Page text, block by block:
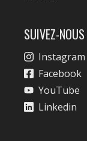
SUIVEZ-NOUS
Instagram
Facebook
YouTube
Linkedin